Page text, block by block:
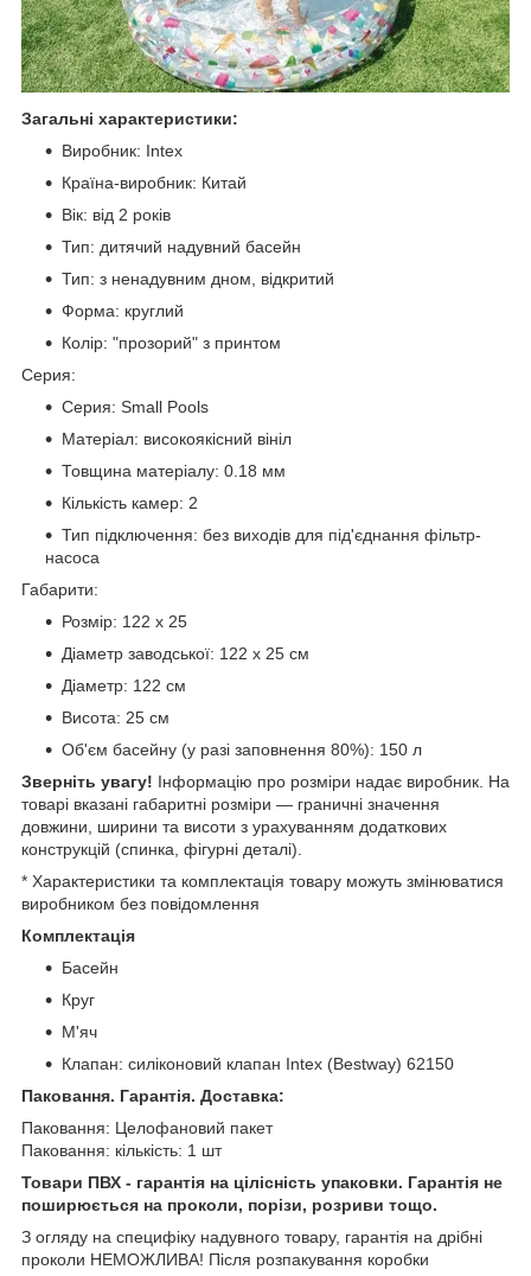
Загальні характеристики:
Виробник: Intex
Країна-виробник: Китай
Вік: від 2 років
Тип: дитячий надувний басейн
Тип: з ненадувним дном, відкритий
Форма: круглий
Колір: "прозорий" з принтом
Серия:
Серия: Small Pools
Матеріал: високоякісний вініл
Товщина матеріалу: 0.18 мм
Кількість камер: 2
Тип підключення: без виходів для під'єднання фільтр-
насоса
Габарити:
Розмір: 122 х 25
Діаметр заводської: 122 х 25 см
Діаметр: 122 см
Висота: 25 см
Об'єм басейну (у разі заповнення 80%): 150 л
Зверніть увагу! Інформацію про розміри надає виробник. На
товарі вказані габаритні розміри — граничні значення
довжини, ширини та висоти з урахуванням додаткових
конструкцій (спинка, фігурні деталі).
* Характеристики та комплектація товару можуть змінюватися
виробником без повідомлення
Комплектація
Басейн
Круг
М'яч
Клапан: силіконовий клапан Intex (Bestway) 62150
Паковання. Гарантія. Доставка:
Паковання: Целофановий пакет
Паковання: кількість: 1 шт
Товари ПВХ - гарантія на цілісність упаковки. Гарантія не
поширюється на проколи, порізи, розриви тощо.
З огляду на специфіку надувного товару, гарантія на дрібні
проколи НЕМОЖЛИВА! Після розпакування коробки